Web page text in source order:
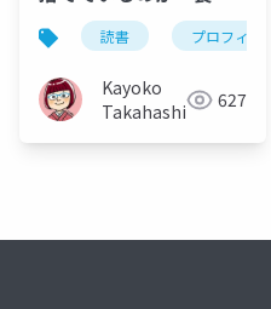
ロス、コロナ、気候変
動』_2025/03/14
読書 プロフィー
Kayoko
Takahashi
627